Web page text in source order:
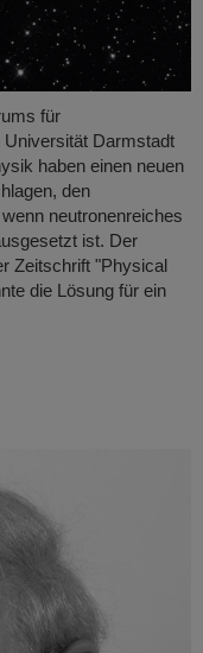
für
Universität Darmstadt
haben einen neuen
den
neutronenreiches
ist. Der
Zeitschrift "Physical
die Lösung für ein